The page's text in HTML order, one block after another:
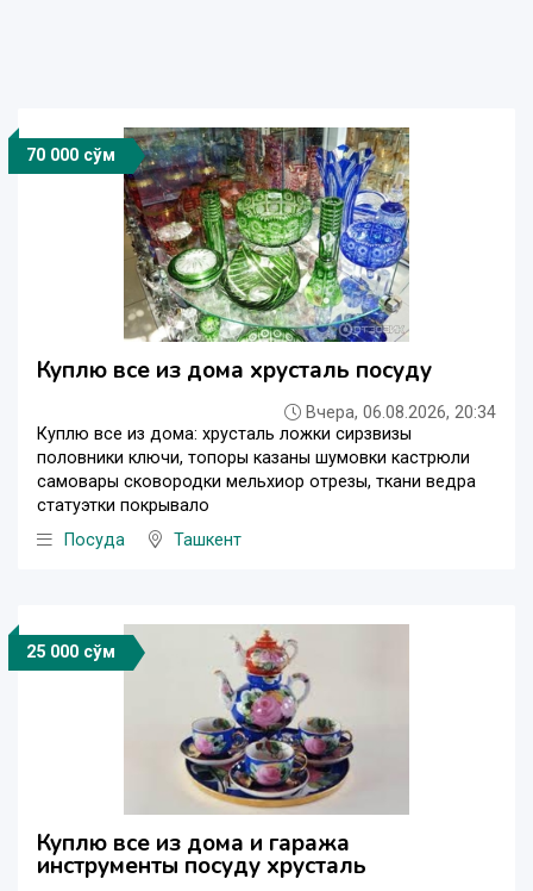
70 000 сўм
Куплю все из дома хрусталь посуду
Вчера, 06.08.2026, 20:34
Куплю все из дома: хрусталь ложки сирзвизы
половники ключи, топоры казаны шумовки кастрюли
самовары сковородки мельхиор отрезы, ткани ведра
статуэтки покрывало
Посуда
Ташкент
25 000 сўм
Куплю все из дома и гаража
инструменты посуду хрусталь